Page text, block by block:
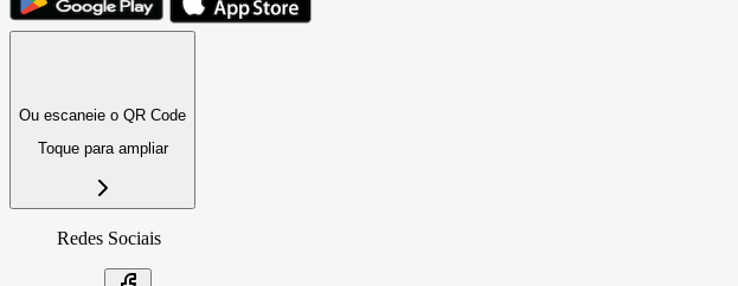
Ou escaneie o QR Code
Toque para ampliar
Redes Sociais